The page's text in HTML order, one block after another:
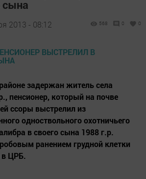
сына
2013 - 08:12 568 0 0
задержан житель села
пенсионер, который на почве
ссоры выстрелил из
одноствольного охотничьего
в своего сына 1988 г.р.
ранением грудной клетки
в ЦРБ.